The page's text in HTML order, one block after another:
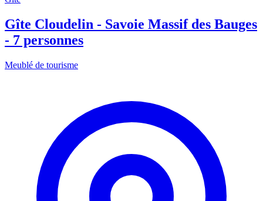
Gîte Cloudelin - Savoie Massif des Bauges
- 7 personnes
Meublé de tourisme